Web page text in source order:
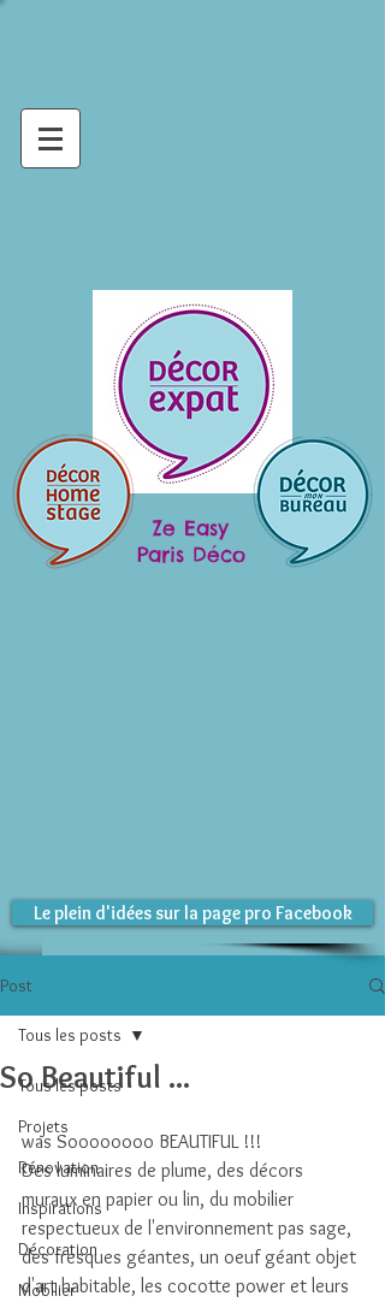
Ze Easy
Paris Déco
Le plein d'idées sur la page pro Facebook
Post
Tous les posts
Projets
Rénovation
Inspirations
Décoration
Mobilier
Tous les posts
So Beautiful ...
was Soooooooo BEAUTIFUL !!!
Des luminaires de plume, des décors
muraux en papier ou lin, du mobilier
respectueux de l'environnement pas sage,
des fresques géantes, un oeuf géant objet
d'art habitable, les cocotte power et leurs